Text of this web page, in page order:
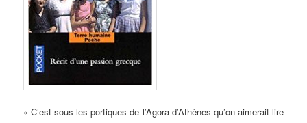
« C’est sous les portiques de l’Agora d’Athènes qu’on aimerait lire